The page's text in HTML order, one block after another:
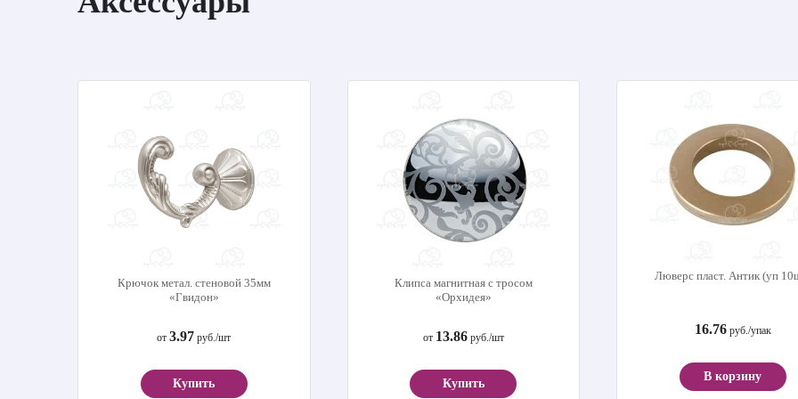
Крючок метал. стеновой 35мм
«Гвидон»
от3.97 руб./шт
Купить
Клипса магнитная с тросом
«Орхидея»
от 13.86руб./шт
Купить
Люверс пласт. Антик (уп
16.76руб./упак
В корзину